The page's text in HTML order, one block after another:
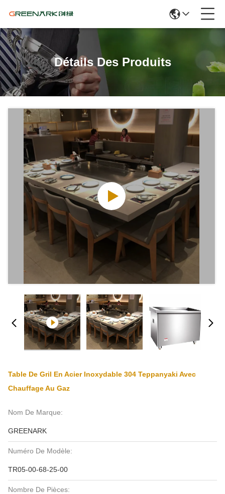
Détails Des Produits
Table De Gril En Acier Inoxydable 304 Teppanyaki Avec
Chauffage Au Gaz
Nom De Marque:
GREENARK
Numéro De Modèle:
TR05-00-68-25-00
Nombre De Pièces: